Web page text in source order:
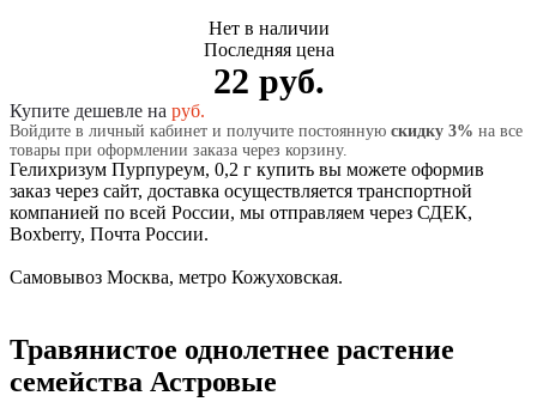
Нет в наличии
Последняя цена
22 руб.
Купите дешевле на руб.
Войдите в личный кабинет и получите постоянную скидку 3% на все
товары при оформлении заказа через корзину.
Гелихризум Пурпуреум, 0,2 г купить вы можете оформив
заказ через сайт, доставка осуществляется транспортной
компанией по всей России, мы отправляем через СДЕК,
Boxberry, Почта России.
Самовывоз Москва, метро Кожуховская.
Травянистое однолетнее растение
семейства Астровые